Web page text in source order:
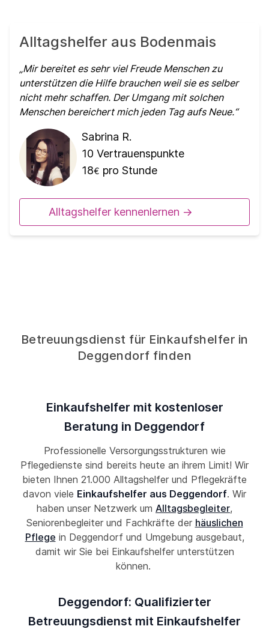
Alltagshelfer aus Bodenmais
Mir bereitet es sehr viel Freude Menschen zu
unterstützen die Hilfe brauchen weil sie es selber
nicht mehr schaffen. Der Umgang mit solchen
Menschen bereichert mich jeden Tag aufs Neue.
Sabrina R.
10 Vertrauenspunkte
18€ pro Stunde
Alltagshelfer kennenlernen ->
Betreuungsdienst für Einkaufshelfer in
Deggendorf finden
Einkaufshelfer mit kostenloser
Beratung in Deggendorf
Professionelle Versorgungsstrukturen wie
Pflegedienste sind bereits heute an ihrem Limit! Wir
bieten Ihnen 21.000 Alltagshelfer und Pflegekräfte
davon viele Einkaufshelfer aus Deggendorf. Wir
haben unser Netzwerk um Alltagsbegleiter,
Seniorenbegleiter und Fachkräfte der häuslichen
Pflege in Deggendorf und Umgebung ausgebaut,
damit wir Sie bei Einkaufshelfer unterstützen
können.
Deggendorf: Qualifizierter
Betreuungsdienst mit Einkaufshelfer